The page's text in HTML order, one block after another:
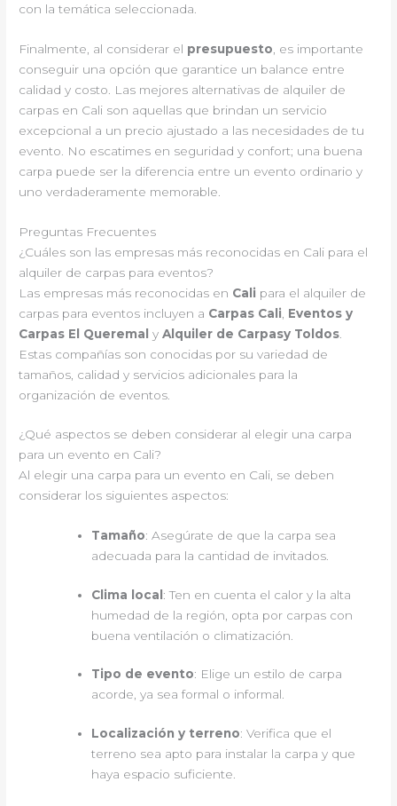
con la temática seleccionada.
Finalmente, al considerar el presupuesto , es importante
conseguir una opción que garantice un balance entre
calidad y costo. Las mejores alternativas de alquiler de
carpas en Cali son aquellas que brindan un servicio
excepcional a un precio ajustado a las necesidades de tu
evento. No escatimes en seguridad y confort; una buena
carpa puede ser la diferencia entre un evento ordinario y
uno verdaderamente memorable.
Preguntas Frecuentes
¿Cuáles son las empresas más reconocidas en Cali para el
alquiler de carpas para eventos?
Las empresas más reconocidas en Cali para el alquiler de
carpas para eventos incluyen a Carpas Cali Eventos y
Carpas El Queremal yAlquiler de Carpasy Toldos
Estas compañías son conocidas por su variedad de
tamaños, calidad y servicios adicionales para la
organización de eventos.
¿Qué aspectos se deben considerar al elegir una carpa
para un evento en Cali?
Al elegir una carpa para un evento en Cali, se deben
considerar los siguientes aspectos:
Tamaño: Asegúrate de que la carpa sea
adecuada para la cantidad de invitados.
Clima local : Ten en cuenta el calor y la alta
humedad de la región, opta por carpas con
buena ventilación o climatización.
Tipo de evento: Elige un estilo de carpa
acorde, ya sea formal o informal.
Localización y terreno: Verifica que el
terreno sea apto para instalar la carpa y que
haya espacio suficiente.